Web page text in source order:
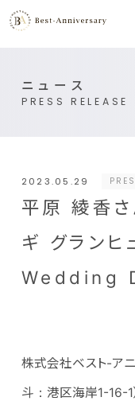
ニュース
PRESS RELEASE
2023.05.29
平原 綾香さ
ギ グランヒ
Wedding
株式会社ベスト-ア
斗：港区海岸1-16-1